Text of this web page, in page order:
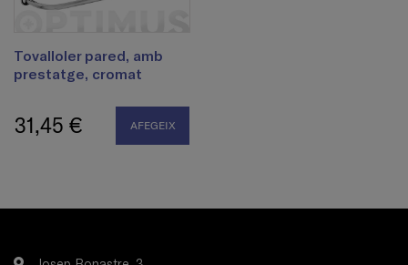
Tovalloler pared, amb
prestatge, cromat
31,45 € AFEGEIX